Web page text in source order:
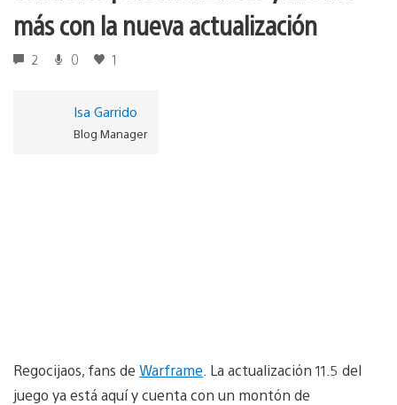
más con la nueva actualización
2 0 1
Isa Garrido
Blog Manager
Regocijaos, fans de Warframe . La actualización 11.5 del
juego ya está aquí y cuenta con un montón de